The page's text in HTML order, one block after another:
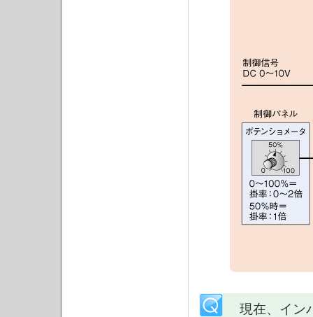
現在、イン